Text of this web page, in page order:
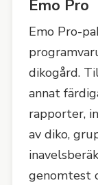
Emo Pro
Emo Pro-
dikogård.
annat
rapporter,
av diko,
genomtest